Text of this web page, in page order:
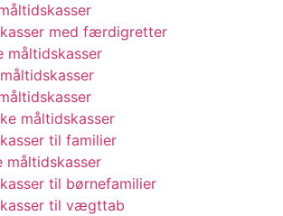
med færdigretter
måltidskasser
måltidskasser
til familier
måltidskasser
til børnefamilier
til vægttab